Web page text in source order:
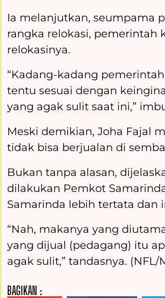
Ia melanjutkan, seumpama
rangka relokasi, pemerintah
relokasinya.
“Kadang-kadang
tentu sesuai dengan
yang agak sulit saat ini,”
Meski demikian, Joha Fajal
tidak bisa berjualan di
Bukan tanpa alasan,
dilakukan Pemkot
Samarinda lebih tertata dan
“Nah, makanya yang
yang dijual (pedagang) itu
agak sulit,” tandasnya. (NFL/
BAGIKAN :